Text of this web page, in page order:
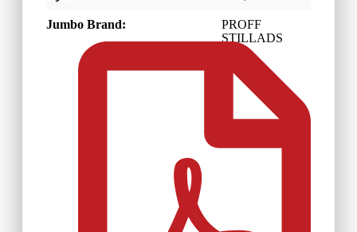
Jumbo Brand:
PROFF
STILLADS